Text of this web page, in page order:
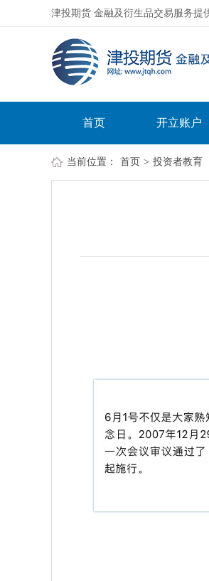
津投期货 金融及衍生品交易服务提
首页 开立账户
当前位置： 首页 > 投资者教育